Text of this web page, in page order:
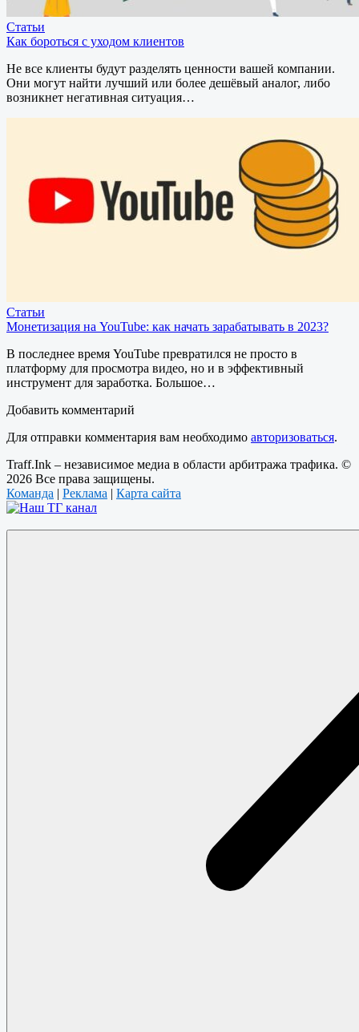
Статьи
Как бороться с уходом клиентов
Не все клиенты будут разделять ценности вашей компании.
Они могут найти лучший или более дешёвый аналог, либо
возникнет негативная ситуация…
Статьи
Монетизация на YouTube: как начать зарабатывать в 2023?
В последнее время YouTube превратился не просто в
платформу для просмотра видео, но и в эффективный
инструмент для заработка. Большое…
Добавить комментарий
Для отправки комментария вам необходимо авторизоваться.
Traff.Ink – независимое медиа в области арбитража трафика. ©
2026 Все права защищены.
Команда | Реклама | Карта сайта